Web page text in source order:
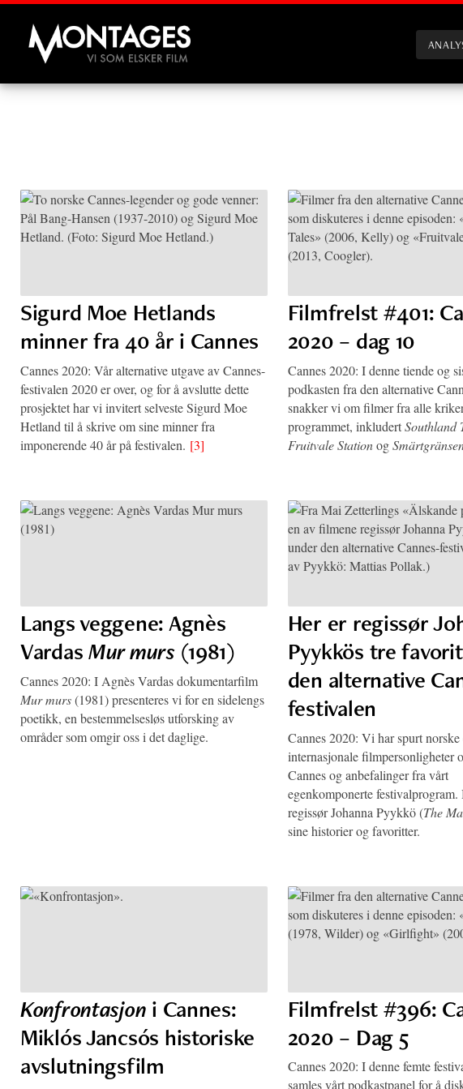
Montages
Sigurd Moe Hetlands
minner fra 40 år i Cannes
Cannes 2020: Vår alternative utgave av Cannes-
festivalen 2020 er over, og for å avslutte dette
prosjektet har vi invitert selveste Sigurd Moe
Hetland til å skrive om sine minner fra
imponerende 40 år på festivalen. [3]
Filmfrelst #401:
2020 – dag 10
Cannes 2020: I denne tiende og
podkasten fra den alternative
snakker vi om filmer fra alle
programmet, inkludertSouthland
Fruitvale Stationog
Langs veggene: Agnès
VardasMur murs(1981)
Cannes 2020: I Agnès Vardas dokumentarfilm
Mur murs(1981) presenteres vi for en sidelengs
poetikk, en bestemmelsesløs utforsking av
områder som omgir oss i det daglige.
Her er regissør
Pyykkös tre
den alternative
festivalen
Cannes 2020: Vi har spurt norske
internasjonale filmpersonligheter
Cannes og anbefalinger fra vårt
egenkomponerte festivalprogram.
regissør Johanna Pyykkö (The
sine historier og favoritter.
Konfrontasjon i Cannes:
Miklós Jancsós historiske
avslutningsfilm
Filmfrelst #396:
2020 – Dag 5
Cannes 2020: I denne femte
samles vårt podkastpanel for å